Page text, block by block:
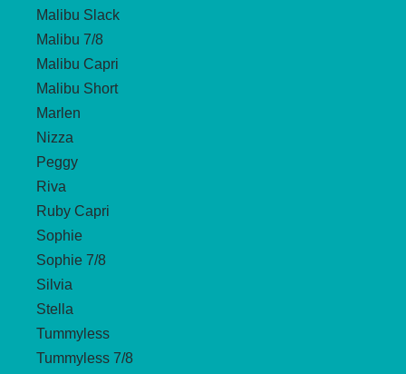
Malibu Slack
Malibu 7/8
Malibu Capri
Malibu Short
Marlen
Nizza
Peggy
Riva
Ruby Capri
Sophie
Sophie 7/8
Silvia
Stella
Tummyless
Tummyless 7/8